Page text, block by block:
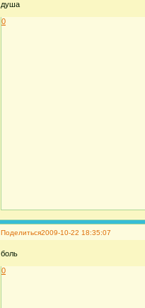
душа
0
Поделиться2009-10-22 18:35:07
боль
0